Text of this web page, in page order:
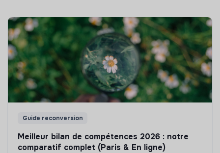
Guide reconversion
Meilleur bilan de compétences 2026 : notre
comparatif complet (Paris & En ligne)